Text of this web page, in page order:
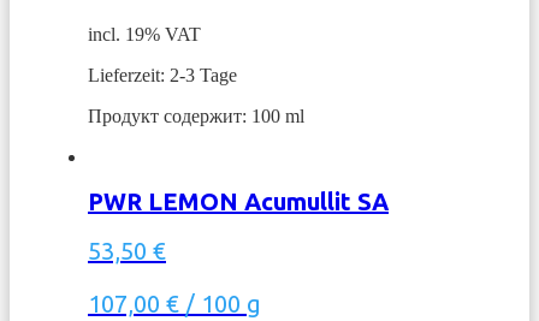
incl. 19% VAT
Lieferzeit: 2-3 Tage
Продукт содержит: 100 ml
PWR LEMON Acumullit SA
53,50 €
107,00 € / 100 g